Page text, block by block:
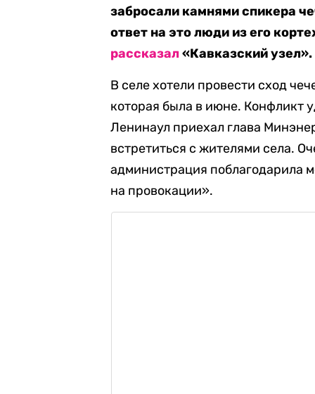
забросали камнями спикера
ответ на это люди из его
рассказал«Кавказский узел».
В селе хотели провести сход
которая была в июне. Конфликт
Ленинаул приехал глава
встретиться с жителями села.
администрация поблагодарила
на провокации».